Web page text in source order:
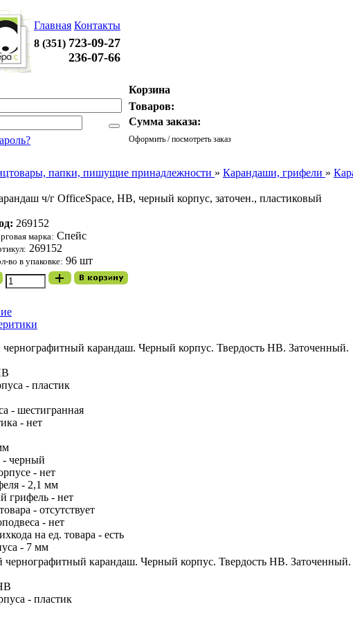
Главная Контакты
8 (351) 723-09-27
236-07-66
Корзина
Товаров:
Сумма заказа:
Оформить / посмотреть заказ
папки, пишущие принадлежности » Карандаши, грифели »
ч/г OfficeSpace, HB, черный корпус, заточен., пластиковый
269152
марка: Спейс
269152
во в упаковке: 96 шт
карандаш. Черный корпус. Твердость HB. Заточенный.
- пластик
- шестигранная
- нет
- черный
- нет
- 2,1 мм
грифель - нет
- отсутствует
- нет
на ед. товара - есть
- 7 мм
чернографитный карандаш. Черный корпус. Твердость HB. Заточенный.
- пластик